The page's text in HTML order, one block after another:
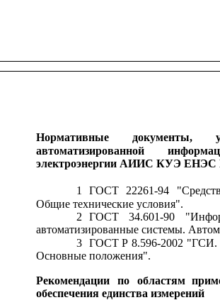
Нормативные документы,
автоматизированной
электроэнергии АИИС КУЭ ЕНЭС
1 ГОСТ 22261-94
Общие технические условия".
2
ГОСТ 34.601-90
автоматизированные системы.
3
ГОСТ Р 8.596-2002 "ГСИ.
Основные положения".
Рекомендации по областям
обеспечения единства измерений